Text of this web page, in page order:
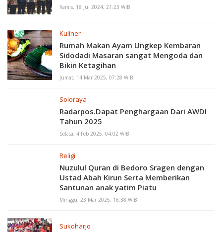
Kamis, 18 Jul 2024, 21:23 WIB
Kuliner
Rumah Makan Ayam Ungkep Kembaran
Sidodadi Masaran sangat Mengoda dan
Bikin Ketagihan
Jumat, 14 Mar 2025, 07:28 WIB
Soloraya
Radarpos.Dapat Penghargaan Dari AWDI
Tahun 2025
Selasa, 4 Feb 2025, 04:02 WIB
Religi
Nuzulul Quran di Bedoro Sragen dengan
Ustad Abah Kirun Serta Memberikan
Santunan anak yatim Piatu
Minggu, 23 Mar 2025, 18:38 WIB
Sukoharjo